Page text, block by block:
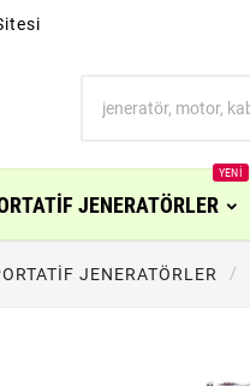
JENERATÖRLER
YENI
JENERATÖRLER